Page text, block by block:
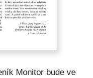
Monitor bude ve